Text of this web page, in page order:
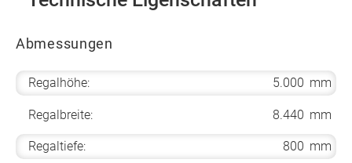
Abmessungen
Regalhöhe: 5.000 mm
Regalbreite: 8.440 mm
Regaltiefe: 800 mm